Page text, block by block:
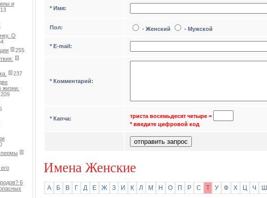
и
О
255
237
209
6
* Имя:
Пол: - Женский - Мужской
* Е-mail:
* Комментарий:
* Капча: триста восемьдесят четыре =
* введите цифровой код
Имена Женские
А Б В Г Д Е Ж З И К Л М Н О П Р С Т У Ф Х Ц Ч Ш